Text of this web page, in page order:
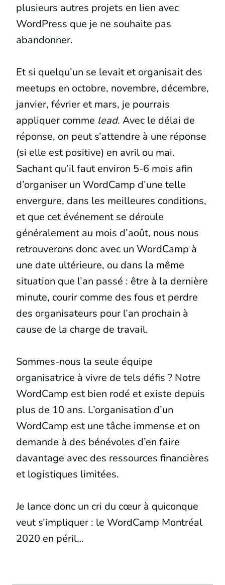
plusieurs autres projets en lien avec
WordPress que je ne souhaite pas
abandonner.
Et si quelqu’un se levait et organisait des
meetups en octobre, novembre, décembre,
janvier, février et mars, je pourrais
appliquer comme lead. Avec le délai de
réponse, on peut s’attendre à une réponse
(si elle est positive) en avril ou mai.
Sachant qu’il faut environ 5-6 mois afin
d’organiser un WordCamp d’une telle
envergure, dans les meilleures conditions,
et que cet événement se déroule
généralement au mois d’août, nous nous
retrouverons donc avec un WordCamp à
une date ultérieure, ou dans la même
situation que l’an passé : être à la dernière
minute, courir comme des fous et perdre
des organisateurs pour l’an prochain à
cause de la charge de travail.
Sommes-nous la seule équipe
organisatrice à vivre de tels défis ? Notre
WordCamp est bien rodé et existe depuis
plus de 10 ans. L’organisation d’un
WordCamp est une tâche immense et on
demande à des bénévoles d’en faire
davantage avec des ressources financières
et logistiques limitées.
Je lance donc un cri du cœur à quiconque
veut s’impliquer : le WordCamp Montréal
2020 en péril…